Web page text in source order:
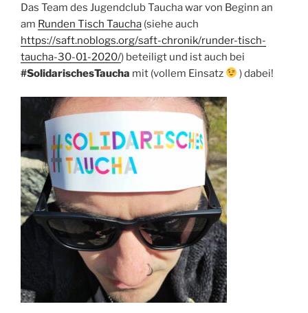
Das Team des Jugendclub Taucha war von Beginn an
am Runden Tisch Taucha (siehe auch
https://saft.noblogs.org/saft-chronik/runder-tisch-
taucha-30-01-2020/) beteiligt und ist auch bei
#SolidarischesTaucha mit (vollem Einsatz ) dabei!